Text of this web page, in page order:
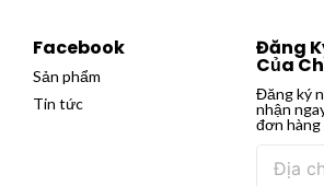
Facebook
Sản phẩm
Tin tức
Đăng
Của
Đăng ký
nhận
đơn hàng